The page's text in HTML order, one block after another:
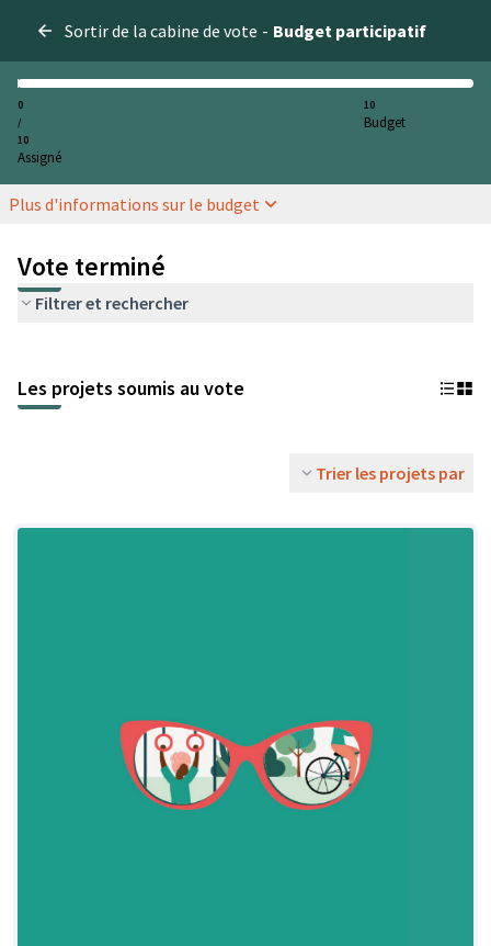
Sortir de la cabine de vote - Budget participatif
0
/
10
Assigné
10
Budget
Plus d'informations sur le budget
Vote terminé
Filtrer et rechercher
Les projets soumis au vote
Trier les projets par